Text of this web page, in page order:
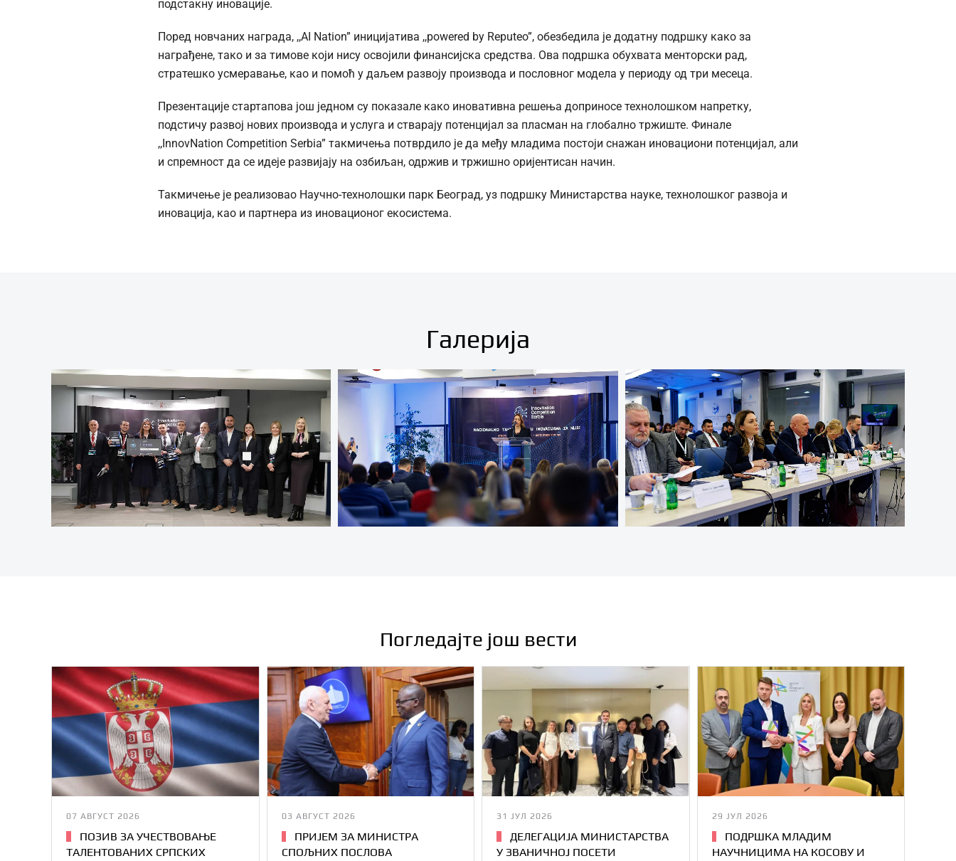
подстакну иновације.
Поред новчаних награда, ,,AI Nation” иницијатива ,,powered by Reputeo”, обезбедила је додатну подршку како за
награђене, тако и за тимове који нису освојили финансијска средства. Ова подршка обухвата менторски рад,
стратешко усмеравање, као и помоћ у даљем развоју производа и пословног модела у периоду од три месеца.
Презентације стартапова још једном су показале како иновативна решења доприносе технолошком напретку,
подстичу развој нових производа и услуга и стварају потенцијал за пласман на глобално тржиште. Финале
,,InnovNation Competition Serbia” такмичења потврдило је да међу младима постоји снажан иновациони потенцијал, али
и спремност да се идеје развијају на озбиљан, одржив и тржишно оријентисан начин.
Такмичење је реализовао Научно-технолошки парк Београд, уз подршку Министарства науке, технолошког развоја и
иновација, као и партнера из иновационог екосистема.
Галерија
Погледајте још вести
07 АВГУСТ 2026
ПОЗИВ ЗА УЧЕСТВОВАЊЕ
ТАЛЕНТОВАНИХ СРПСКИХ
03 АВГУСТ 2026
ПРИЈЕМ ЗА МИНИСТРА
СПОЉНИХ ПОСЛОВА
31 ЈУЛ 2026
ДЕЛЕГАЦИЈА МИНИСТАРСТВА
У ЗВАНИЧНОЈ ПОСЕТИ
29 ЈУЛ 2026
ПОДРШКА МЛАДИМ
НАУЧНИЦИМА НА КОСОВУ И